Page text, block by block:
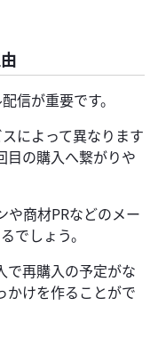
信が重要です。
によって異なります
目の購入へ繋がりや
や商材PRなどのメー
でしょう。
で再購入の予定がな
かけを作ることがで